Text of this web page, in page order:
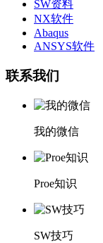
SW资料
NX软件
Abaqus
ANSYS软件
联系我们
我的微信
Proe知识
SW技巧